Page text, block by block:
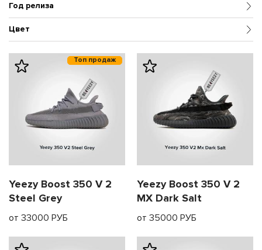
Год релиза
Цвет
Топ продаж
Yeezy Boost 350 V 2
Steel Grey
от 33000 РУБ
Yeezy Boost 350 V 2
MX Dark Salt
от 35000 РУБ